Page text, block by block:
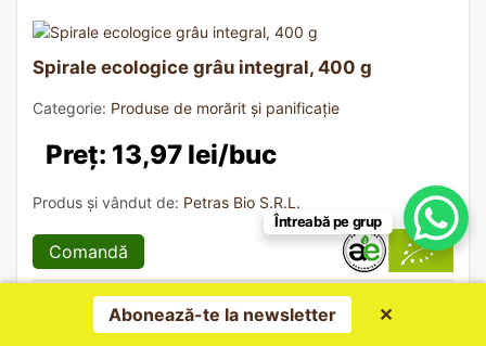
Spirale ecologice grâu integral, 400 g
Categorie: Produse de morărit și panificație
Preț: 13,97 lei/buc
Produs și vândut de: Petras Bio S.R.L.
Comandă
Abonează-te la newsletter ✕
Întreabă pe grup